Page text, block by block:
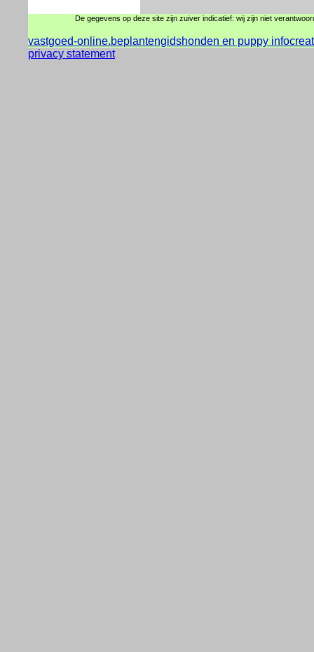
De gegevens op deze site zijn zuiver indicatief: wij zijn niet
vastgoed-online.beplantengidshonden en puppy info
privacy statement